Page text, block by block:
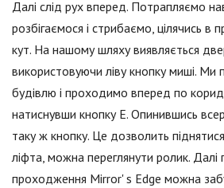
Далі слід рух вперед. Потрапляємо
розбігаємося і стрибаємо, цілячись в
кут. На нашому шляху виявляється
використовуючи ліву кнопку миші. Ми
будівлю і проходимо вперед по
натиснувши кнопку Е. Опинившись
таку ж кнопку. Це дозволить
ліфта, можна переглянути ролик. Далі
проходження Mirror' s Edge можна